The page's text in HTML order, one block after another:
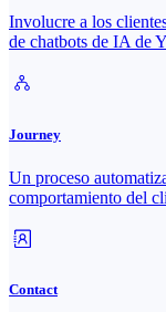
Involucre a los
de chatbots de IA de
Journey
Un proceso
comportamiento del
Contact